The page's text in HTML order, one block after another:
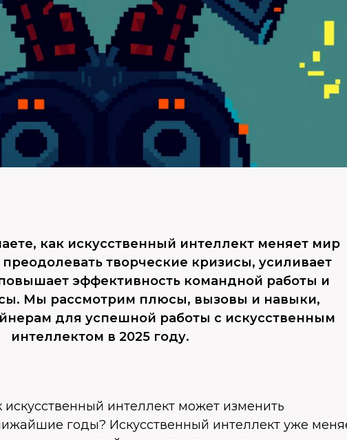
как искусственный интеллект меняет мир
творческие кризисы, усиливает
эффективность командной работы и
Мы рассмотрим плюсы, вызовы и навыки,
для успешной работы с искусственным
интеллектом в 2025 году.
интеллект может изменить
годы? Искусственный интеллект уже